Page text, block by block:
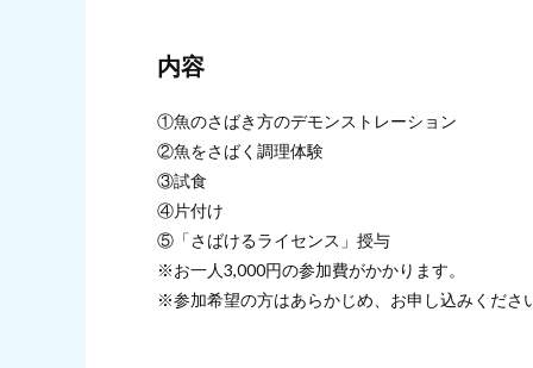
内容
①魚のさばき方のデモンストレーション
②魚をさばく調理体験
③試食
④片付け
⑤「さばけるライセンス」授与
※お一人3,000円の参加費がかかります。
※参加希望の方はあらかじめ、お申し込みくださ